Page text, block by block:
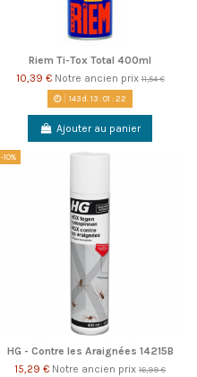
Riem Ti-Tox Total 400ml
10,39 € Notre ancien prix11,54 €
143d. 13:01 :22
Ajouter au panier
-10%
HG - Contre les Araignées 14215B
15,29 € Notre ancien prix 16,99 €